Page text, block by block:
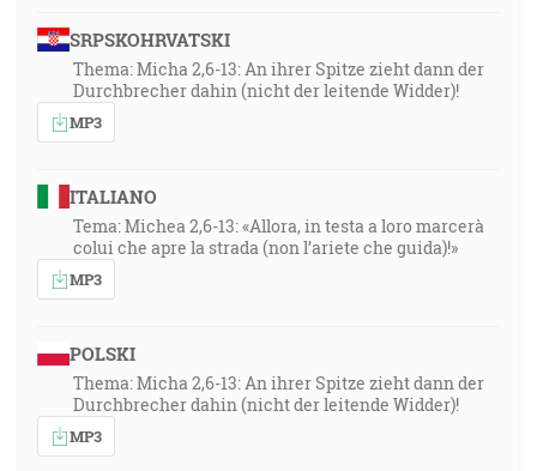
SRPSKOHRVATSKI
Thema: Micha 2,6-13: An ihrer Spitze zieht dann der
Durchbrecher dahin (nicht der leitende Widder)!
MP3
ITALIANO
Tema: Michea 2,6-13: «Allora, in testa a loro marcerà
colui che apre la strada (non l’ariete che guida)!»
MP3
POLSKI
Thema: Micha 2,6-13: An ihrer Spitze zieht dann der
Durchbrecher dahin (nicht der leitende Widder)!
MP3